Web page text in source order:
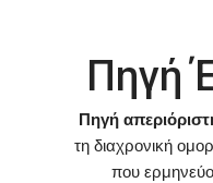
Πηγή
Πηγή
τη διαχρονική
που